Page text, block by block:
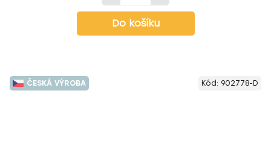
Do košíku
ČESKÁ VÝROBA Kód: 902778-D